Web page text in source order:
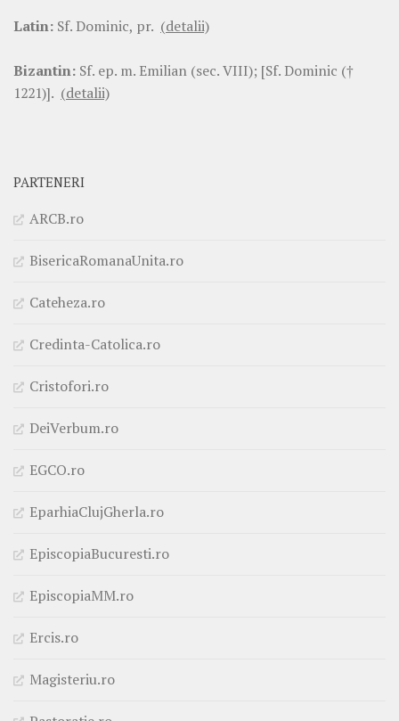
Latin: Sf. Dominic, pr. (detalii)
Bizantin: Sf. ep. m. Emilian (sec. VIII); [Sf. Dominic (†
1221)]. (detalii)
PARTENERI
ARCB.ro
BisericaRomanaUnita.ro
Cateheza.ro
Credinta-Catolica.ro
Cristofori.ro
DeiVerbum.ro
EGCO.ro
EparhiaClujGherla.ro
EpiscopiaBucuresti.ro
EpiscopiaMM.ro
Ercis.ro
Magisteriu.ro